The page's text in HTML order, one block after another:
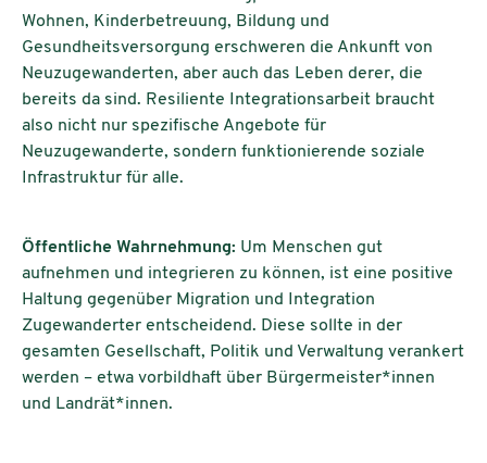
Wohnen, Kinderbetreuung, Bildung und
Gesundheitsversorgung erschweren die Ankunft von
Neuzugewanderten, aber auch das Leben derer, die
bereits da sind. Resiliente Integrationsarbeit braucht
also nicht nur spezifische Angebote für
Neuzugewanderte, sondern funktionierende soziale
Infrastruktur für alle.
Öffentliche Wahrnehmung: Um Menschen gut
aufnehmen und integrieren zu können, ist eine positive
Haltung gegenüber Migration und Integration
Zugewanderter entscheidend. Diese sollte in der
gesamten Gesellschaft, Politik und Verwaltung verankert
werden – etwa vorbildhaft über Bürgermeister*innen
und Landrät*innen.